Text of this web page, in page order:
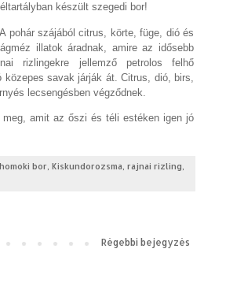
készült szegedi bor!
pohár szájából citrus, körte, füge, dió és
illatok áradnak, amire az idősebb
rizlingekre jellemző petrolos felhő
savak járják át. Citrus, dió, birs,
lecsengésben végződnek.
amit az őszi és téli estéken igen jó
homoki bor, Kiskundorozsma, rajnai rizling,
Régebbi bejegyzés